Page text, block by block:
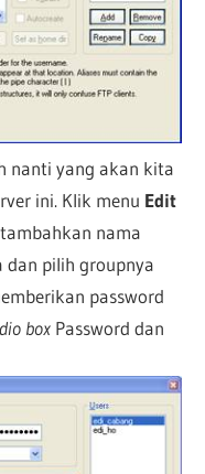
nanti yang akan kita
ini. Klik menu Edit
nama
dan pilih groupnya
password
boxPassword dan